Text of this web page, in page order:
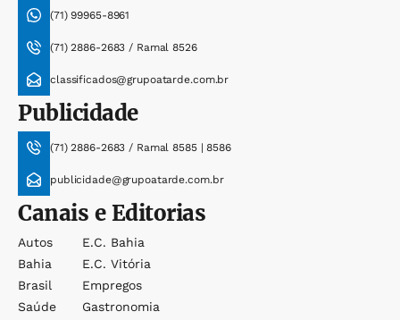
(71) 99965-8961
(71) 2886-2683 / Ramal 8526
classificados@grupoatarde.com.br
Publicidade
(71) 2886-2683 / Ramal 8585 | 8586
publicidade@grupoatarde.com.br
Canais e Editorias
Autos
Bahia
Brasil
Saúde
E.c. Bahia
E.c. Vitória
Empregos
Gastronomia